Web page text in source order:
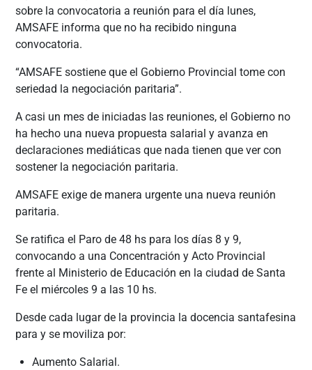
sobre la convocatoria a reunión para el día lunes,
AMSAFE informa que no ha recibido ninguna
convocatoria.
“AMSAFE sostiene que el Gobierno Provincial tome con
seriedad la negociación paritaria”.
A casi un mes de iniciadas las reuniones, el Gobierno no
ha hecho una nueva propuesta salarial y avanza en
declaraciones mediáticas que nada tienen que ver con
sostener la negociación paritaria.
AMSAFE exige de manera urgente una nueva reunión
paritaria.
Se ratifica el Paro de 48 hs para los días 8 y 9,
convocando a una Concentración y Acto Provincial
frente al Ministerio de Educación en la ciudad de Santa
Fe el miércoles 9 a las 10 hs.
Desde cada lugar de la provincia la docencia santafesina
para y se moviliza por:
Aumento Salarial.